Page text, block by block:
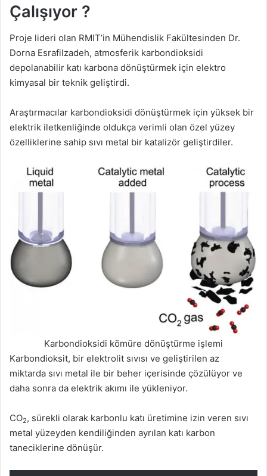
Çalışıyor ?
Proje lideri olan RMIT’in Mühendislik Fakültesinden Dr.
Dorna Esrafilzadeh, atmosferik karbondioksidi
depolanabilir katı karbona dönüştürmek için elektro
kimyasal bir teknik geliştirdi.
Araştırmacılar karbondioksidi dönüştürmek için yüksek bir
elektrik iletkenliğinde oldukça verimli olan özel yüzey
özelliklerine sahip sıvı metal bir katalizör geliştirdiler.
Karbondioksidi kömüre dönüştürme işlemi
Karbondioksit, bir elektrolit sıvısı ve geliştirilen az
miktarda sıvı metal ile bir beher içerisinde çözülüyor ve
daha sonra da elektrik akımı ile yükleniyor.
CO2, sürekli olarak karbonlu katı üretimine izin veren sıvı
metal yüzeyden kendiliğinden ayrılan katı karbon
taneciklerine dönüşür.